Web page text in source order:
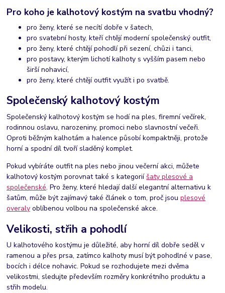
Pro koho je kalhotový kostým na svatbu vhodný?
pro ženy, které se necítí dobře v šatech,
pro svatební hosty, kteří chtějí moderní společenský outfit,
pro ženy, které chtějí pohodlí při sezení, chůzi i tanci,
pro postavy, kterým lichotí kalhoty s vyšším pasem nebo
širší nohavicí,
pro ženy, které chtějí outfit využít i po svatbě.
Společenský kalhotový kostým
Společenský kalhotový kostým se hodí na ples, firemní večírek,
rodinnou oslavu, narozeniny, promoci nebo slavnostní večeři.
Oproti běžným kalhotám a halence působí kompaktněji, protože
horní a spodní díl tvoří sladěný komplet.
Pokud vybíráte outfit na ples nebo jinou večerní akci, můžete
kalhotový kostým porovnat také s kategoriíšaty plesové a
společenské. Pro ženy, které hledají další elegantní alternativu k
šatům, může být zajímavý také článek o tom, proč jsouplesové
overaly oblíbenou volbou na společenské akce.
Velikosti, střih a pohodlí
U kalhotového kostýmu je důležité, aby horní díl dobře seděl v
ramenou a přes prsa, zatímco kalhoty musí být pohodlné v pase,
bocích i délce nohavic. Pokud se rozhodujete mezi dvěma
velikostmi, sledujte především rozměry konkrétního produktu a
střih modelu.